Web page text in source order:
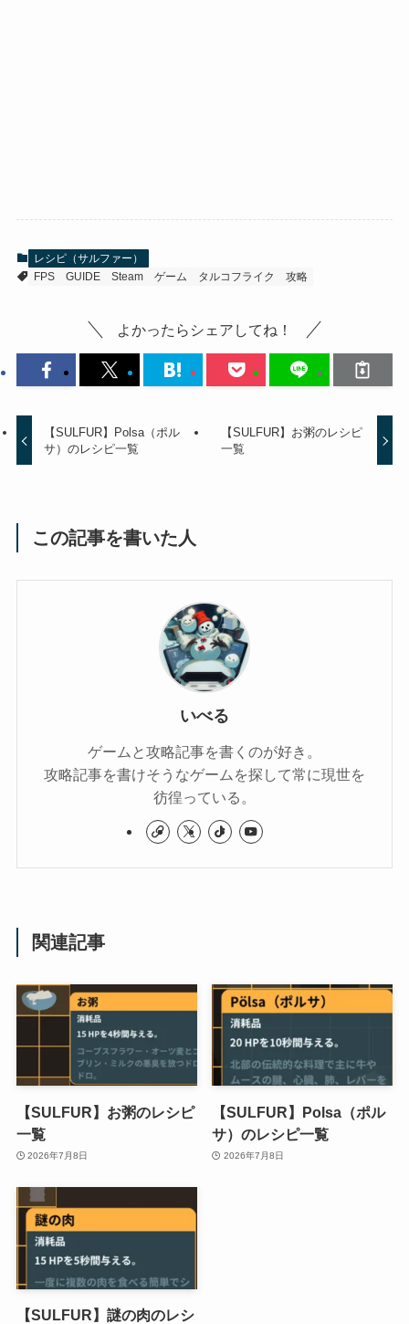
レシピ（サルファー）
FPS
GUIDE Steam ゲーム タルコフライク 攻略
よかったらシェアしてね！
【SULFUR】Polsa（ポル
サ）のレシピ一覧
【SULFUR】お粥のレシピ
一覧
この記事を書いた人
いべる
ゲームと攻略記事を書くのが好き。
攻略記事を書けそうなゲームを探して常に現世を
彷徨っている。
関連記事
【SULFUR】お粥のレシピ
一覧
2026年7月8日
【SULFUR】Polsa（ポル
サ）のレシピ一覧
2026年7月8日
【SULFUR】謎の肉のレシ